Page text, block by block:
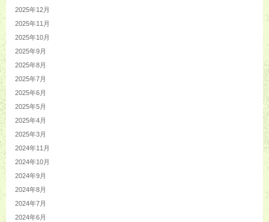
2025年12月
2025年11月
2025年10月
2025年9月
2025年8月
2025年7月
2025年6月
2025年5月
2025年4月
2025年3月
2024年11月
2024年10月
2024年9月
2024年8月
2024年7月
2024年6月